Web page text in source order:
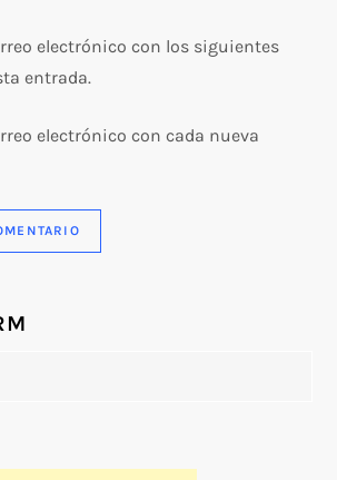
electrónico con los siguientes
entrada.
electrónico con cada nueva